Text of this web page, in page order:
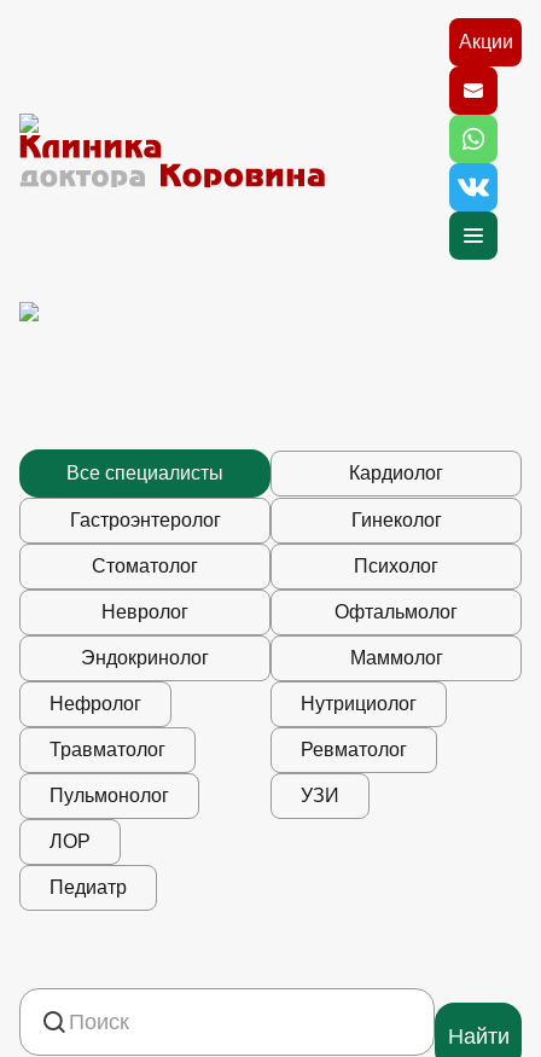
Акции
Все специалисты Кардиолог
Гастроэнтеролог Гинеколог
Стоматолог Психолог
Невролог Офтальмолог
Эндокринолог Маммолог
Нефролог Нутрициолог
Травматолог Ревматолог
Пульмонолог УЗИ
ЛОР
Педиатр
Найти